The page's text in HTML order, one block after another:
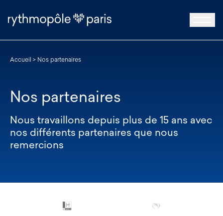
Accueil > Nos partenaires
Nos partenaires
Nous travaillons depuis plus de 15 ans avec
nos différents partenaires que nous
remercions